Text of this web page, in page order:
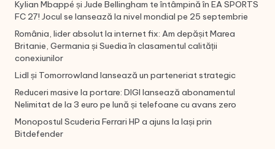
Kylian Mbappé și Jude Bellingham te întâmpină în EA SPORTS
FC 27! Jocul se lansează la nivel mondial pe 25 septembrie
România, lider absolut la internet fix: Am depășit Marea
Britanie, Germania și Suedia în clasamentul calității
conexiunilor
Lidl și Tomorrowland lansează un parteneriat strategic
Reduceri masive la portare: DIGI lansează abonamentul
Nelimitat de la 3 euro pe lună și telefoane cu avans zero
Monopostul Scuderia Ferrari HP a ajuns la Iași prin
Bitdefender